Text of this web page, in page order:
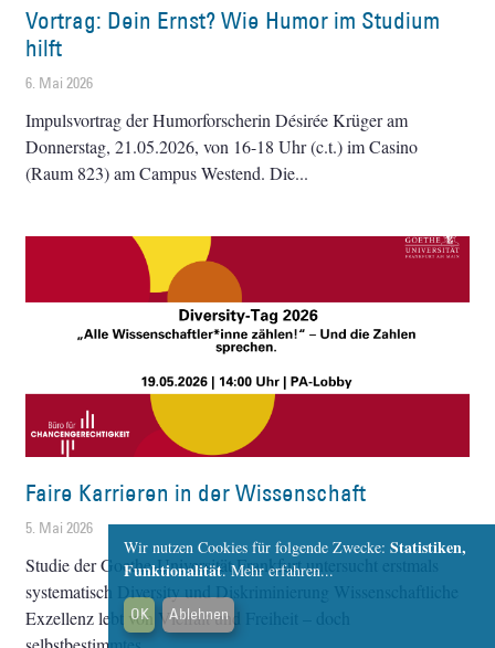
Vortrag: Dein Ernst? Wie Humor im Studium
hilft
6. Mai 2026
Impulsvortrag der Humorforscherin Désirée Krüger am
Donnerstag, 21.05.2026, von 16-18 Uhr (c.t.) im Casino
(Raum 823) am Campus Westend. Die
Faire Karrieren in der Wissenschaft
5. Mai 2026
Studie der Goethe-Universität Frankfurt untersucht erstmals
systematisch Diversity und Diskriminierung Wissenschaftliche
Exzellenz lebt von Vielfalt und Freiheit – doch
Wir nutzen Cookies für folgende Zwecke: Statistiken,
Funktionalität. Mehr erfahren...
OK Ablehnen